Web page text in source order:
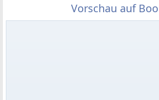
Vorschau auf